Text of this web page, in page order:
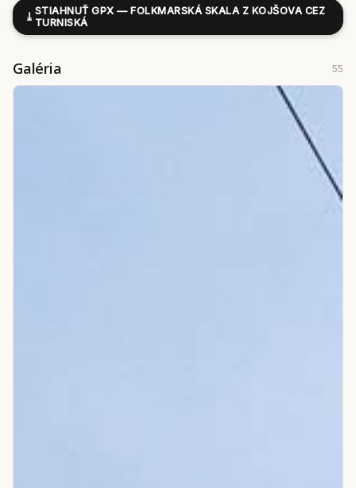
⤓ STIAHNUŤ GPX — FOLKMARSKÁ SKALA Z KOJŠOVA CEZ
TURNISKÁ
Galéria 55